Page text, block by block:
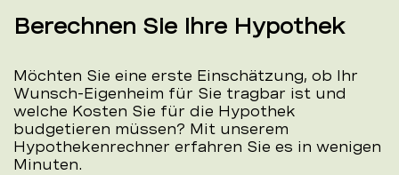
Berechnen Sie Ihre Hypothek
Möchten Sie eine erste Einschätzung, ob Ihr
Wunsch-Eigenheim für Sie tragbar ist und
welche Kosten Sie für die Hypothek
budgetieren müssen? Mit unserem
Hypothekenrechner erfahren Sie es in wenigen
Minuten.